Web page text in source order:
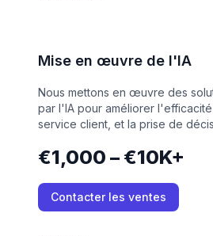
Mise en œuvre de l'IA
Nous mettons en œuvre des
par l'IA pour améliorer
service client, et la prise de
€1,000 – €10K+
Contacter les ventes